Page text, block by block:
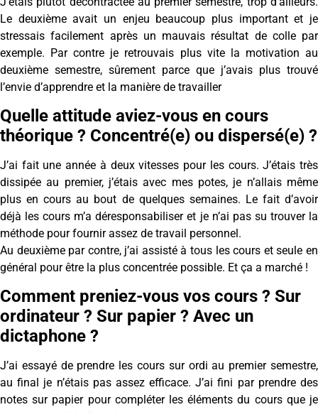
Le deuxième avait un enjeu beaucoup plus important et je
stressais facilement après un mauvais résultat de colle par
exemple. Par contre je retrouvais plus vite la motivation au
deuxième semestre, sûrement parce que j’avais plus trouvé
l’envie d’apprendre et la manière de travailler
Quelle attitude aviez-vous en cours
théorique ? Concentré(e) ou dispersé(e) ?
J’ai fait une année à deux vitesses pour les cours. J’étais très
dissipée au premier, j’étais avec mes potes, je n’allais même
plus en cours au bout de quelques semaines. Le fait d’avoir
déjà les cours m’a déresponsabiliser et je n’ai pas su trouver la
méthode pour fournir assez de travail personnel.
Au deuxième par contre, j’ai assisté à tous les cours et seule en
général pour être la plus concentrée possible. Et ça a marché !
Comment preniez-vous vos cours ? Sur
ordinateur ? Sur papier ? Avec un
dictaphone ?
J’ai essayé de prendre les cours sur ordi au premier semestre,
au final je n’étais pas assez efficace. J’ai fini par prendre des
notes sur papier pour compléter les éléments du cours que je